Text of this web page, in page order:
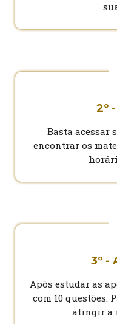
2º
Basta acessar
encontrar os
3º -
Após estudar as
com 10 questões.
atingir a